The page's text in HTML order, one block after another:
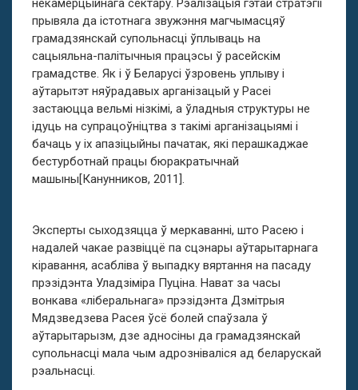
некамерцыйнага сектару. Рэалізацыя гэтай стратэгіі
прывяла да істотнага звужэння магчымасцяў
грамадзянскай супольнасці ўплываць на
сацыяльна-палітычныя працэсы ў расейскім
грамадстве. Як і ў Беларусі ўзровень уплыву і
аўтарытэт няўрадавых арганізацый у Расеі
застаюцца вельмі нізкімі, а ўладныя структуры не
ідуць на супрацоўніцтва з такімі арганізацыямі і
бачаць у іх апазіцыйны пачатак, які перашкаджае
бестурботнай працы бюракратычнай
машыны[Канунников, 2011].
Эксперты сыходзяцца ў меркаванні, што Расею і
надалей чакае развіццё па сцэнары аўтарытарнага
кіравання, асабліва ў выпадку вяртання на пасаду
прэзідэнта Уладзіміра Пуціна. Нават за часы
вонкава «ліберальнага» прэзідэнта Дзмітрыя
Мядзведзева Расея ўсё болей спаўзала ў
аўтарытарызм, дзе адносіны да грамадзянскай
супольнасці мала чым адрозніваліся ад беларускай
рэальнасці.